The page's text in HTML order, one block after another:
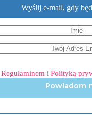
Wyślij e-mail, gdy
Regulaminem i Polityką
Powiadom